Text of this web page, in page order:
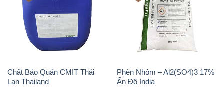
Vảy Shreeji Magnesia Works
Ấn Độ India
Hydroxide Unid Hàn Quốc